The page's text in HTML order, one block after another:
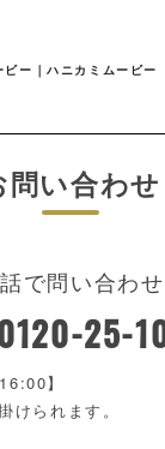
ー｜ハニカミムービー
問い合わせ
で問い合わせ
25-
】
けられます。